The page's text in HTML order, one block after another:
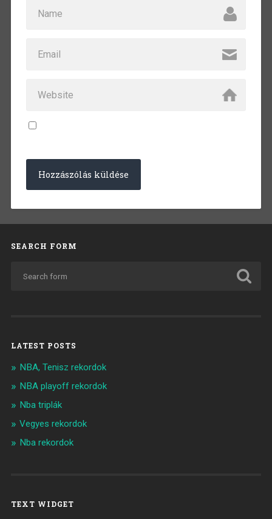
SEARCH FORM
LATEST POSTS
NBA, Tenisz rekordok
NBA playoff rekordok
Nba triplák
Vegyes rekordok
Nba rekordok
TEXT WIDGET